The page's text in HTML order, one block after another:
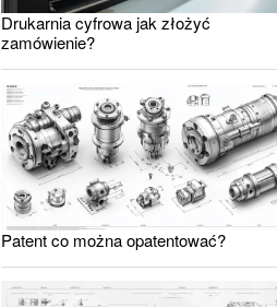
Drukarnia cyfrowa jak złożyć
zamówienie?
Patent co można opatentować?